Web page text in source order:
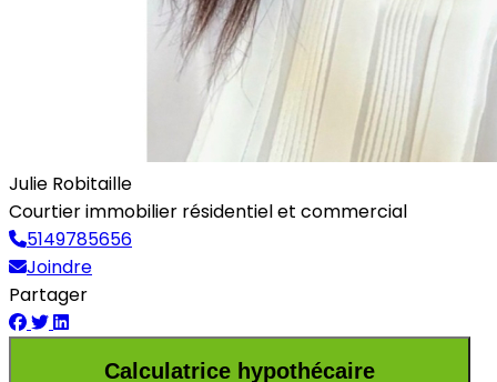
Julie Robitaille
Courtier immobilier résidentiel et commercial
5149785656
Joindre
Partager
Calculatrice hypothécaire